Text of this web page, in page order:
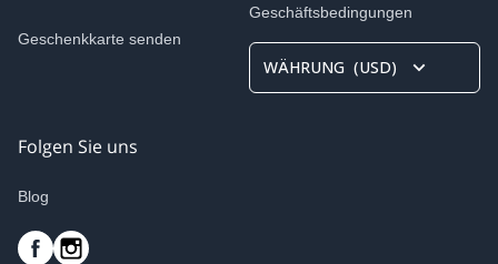
Geschenkkarte senden
Geschäftsbedingungen
WÄHRUNG (USD)
Folgen Sie uns
Blog